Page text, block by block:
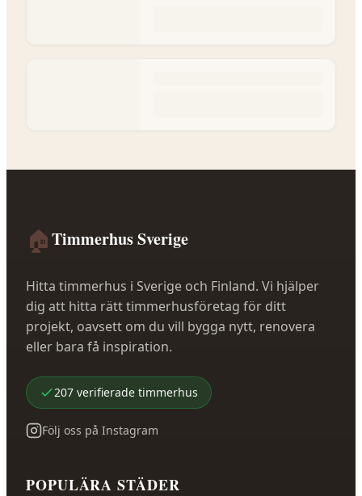
🏠Timmerhus Sverige
Hitta timmerhus i Sverige och Finland. Vi hjälper
dig att hitta rätt timmerhusföretag för ditt
projekt, oavsett om du vill bygga nytt, renovera
eller bara få inspiration.
207 verifierade timmerhus
Följ oss på Instagram
POPULÄRA STÄDER